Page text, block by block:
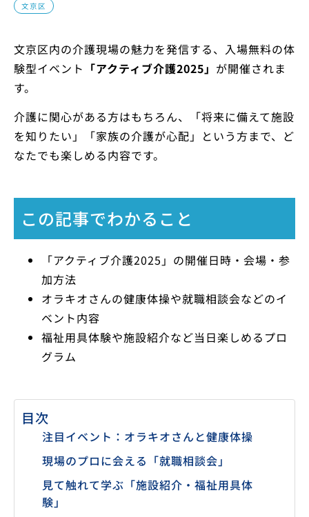
文京区
文京区内の介護現場の魅力を発信する、入場無料の体
験型イベント 「アクティブ介護2025」 が開催されま
す。
介護に関心がある方はもちろん、「将来に備えて施設
を知りたい」「家族の介護が心配」という方まで、ど
なたでも楽しめる内容です。
この記事でわかること
「アクティブ介護2025」の開催日時・会場・参
加方法
オラキオさんの健康体操や就職相談会などのイ
ベント内容
福祉用具体験や施設紹介など当日楽しめるプロ
グラム
目次
注目イベント：オラキオさんと健康体操
現場のプロに会える「就職相談会」
見て触れて学ぶ「施設紹介・福祉用具体
験」